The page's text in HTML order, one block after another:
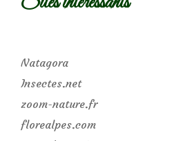
Natagora
Insectes.net
zoom-nature.fr
florealpes.com